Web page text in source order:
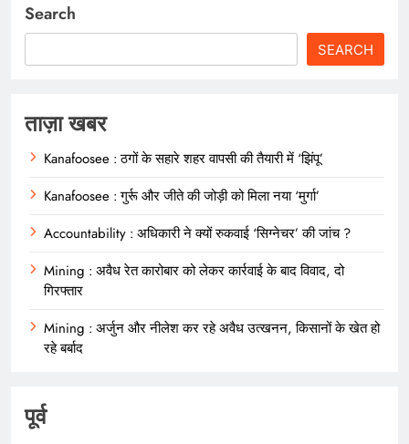
Search
SEARCH
ताज़ा खबर
Kanafoosee : ठगों के सहारे शहर वापसी की तैयारी में ‘झिंपू’
Kanafoosee : गुर्रू और जीते की जोड़ी को मिला नया ‘मुर्गा’
Accountability : अधिकारी ने क्यों रुकवाई ‘सिग्नेचर’ की जांच ?
Mining : अवैध रेत कारोबार को लेकर कार्रवाई के बाद विवाद, दो
गिरफ्तार
Mining : अर्जुन और नीलेश कर रहे अवैध उत्खनन, किसानों के खेत हो
रहे बर्बाद
पूर्व